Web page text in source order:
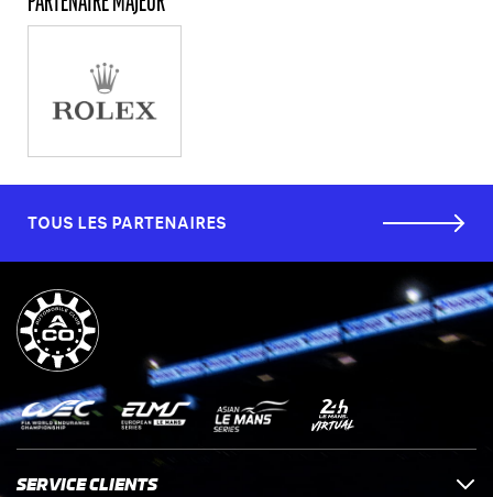
TOUS LES PARTENAIRES
SERVICE CLIENTS